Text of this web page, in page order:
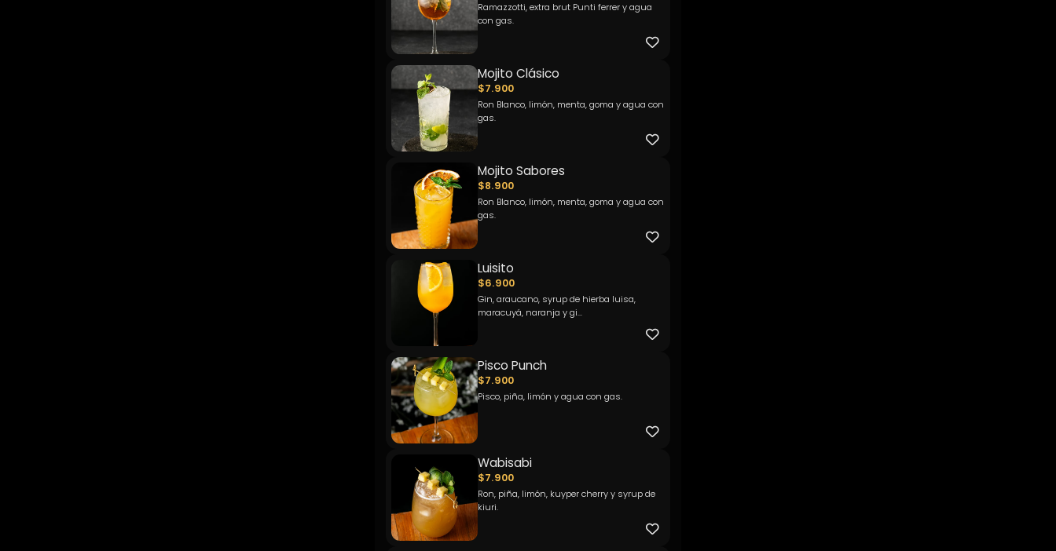
Ramazzotti, extra brut Punti ferrer y agua
con gas.
Mojito Clásico
$7.900
Ron Blanco, limón, menta, goma y agua con
gas.
Mojito Sabores
$8.900
Ron Blanco, limón, menta, goma y agua con
gas.
Luisito
$6.900
Gin, araucano, syrup de hierba luisa,
maracuyá, naranja y gi...
Pisco Punch
$7.900
Pisco, piña, limón y agua con gas.
Wabisabi
$7.900
Ron, piña, limón, kuyper cherry y syrup de
kiuri.